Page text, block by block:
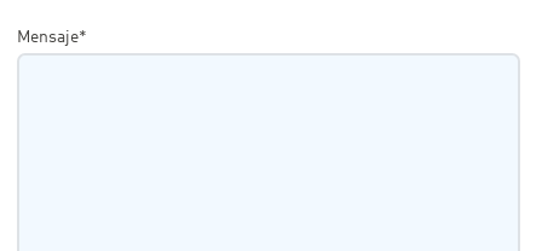
Mensaje*